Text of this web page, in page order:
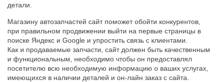
детали.
Магазину автозапчастей сайт поможет обойти конкурентов,
при правильном продвижении выйти на первые страницы в
поиске Яндекс и Google и упростить связь с клиентами.
Как и продаваемые запчасти, сайт должен быть качественным
и функциональным, необходимо чтобы он предоставлял
посетителю всю необходимую информацию о ваших услугах,
имеющихся в наличии деталей и он-лайн заказ с сайта.